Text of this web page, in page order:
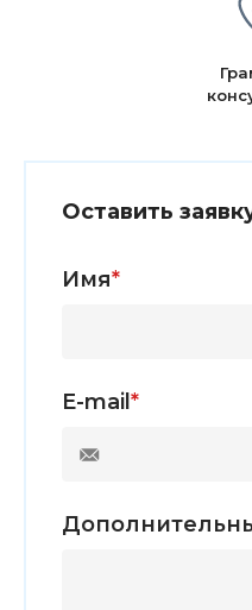
Оставить
Имя*
E-mail *